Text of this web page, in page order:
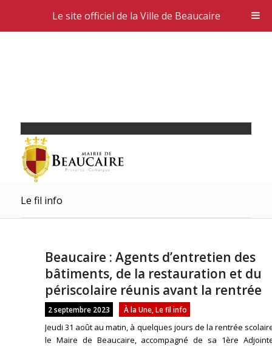
Le fil info
Beaucaire : Agents d’entretien des
bâtiments, de la restauration et du
périscolaire réunis avant la rentrée
2 septembre 2023 À la Une, Le fil info
Jeudi 31 août au matin, à quelques jours de la rentrée
le Maire de Beaucaire, accompagné de sa 1ère
Le site officiel de la Ville de Beaucaire